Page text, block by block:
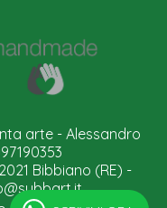
arte - Alessandro
Bibbiano (RE) -